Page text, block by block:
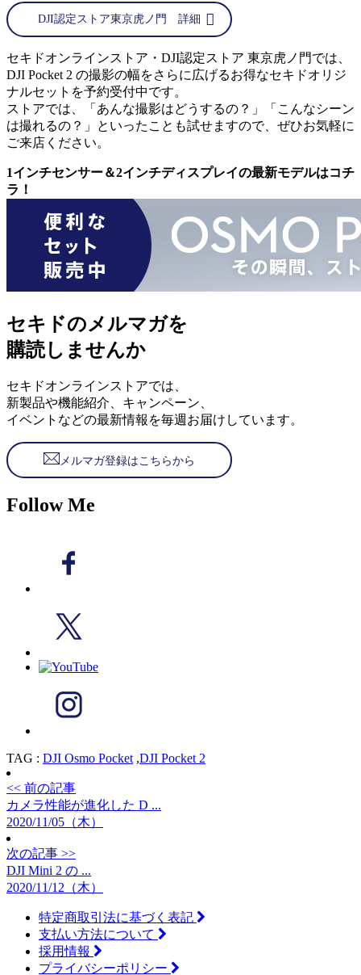
DJI認定ストア東京虎ノ門 詳細
セキドオンラインストア・DJI認定ストア 東京虎ノ門では、
DJI Pocket 2 の撮影の幅をさらに広げるお得なセキドオリジ
ナルセットを予約受付中です。
ストアでは、「あんな撮影はどうするの？」「こんなシーン
は撮れるの？」といったことも試せますので、ぜひお気軽に
ご来店ください。
1インチセンサー＆2インチディスプレイの最新モデルはコチ
ラ！
セキドのメルマガを
購読しませんか
セキドオンラインストアでは、
新製品や機能紹介、キャンペーン、
イベントなどの最新情報を毎週お届けしています。
メルマガ登録はこちらから
Follow Me
TAG : DJI Osmo Pocket ,DJI Pocket 2
<< 前の記事
カメラ性能が進化した D ...
2020/11/05（木）
次の記事 >>
DJI Mini 2 の ...
2020/11/12（木）
特定商取引法に基づく表記
支払い方法について
採用情報
プライバシーポリシー